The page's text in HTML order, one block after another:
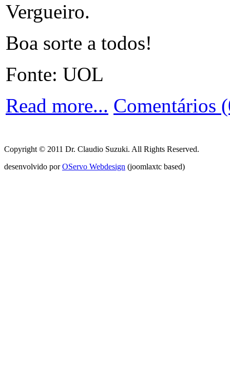
Vergueiro.
Boa sorte a todos!
Fonte: UOL
Read more... Comentários
Copyright © 2011 Dr. Claudio Suzuki. All Rights Reserved.
desenvolvido porOServo Webdesign (joomlaxtc based)